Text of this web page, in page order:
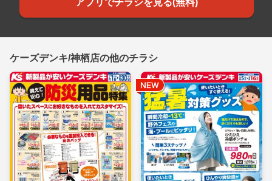
ケーズデンキ/神栖店の他のチラシ